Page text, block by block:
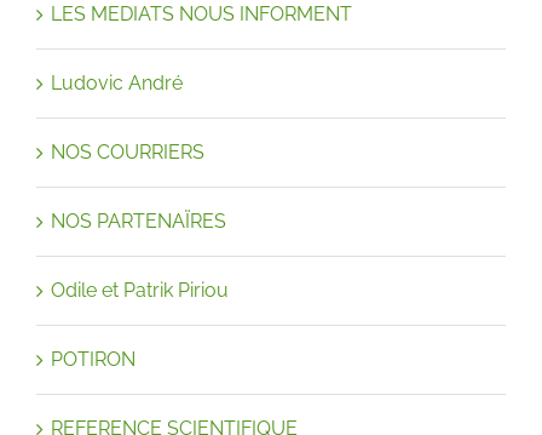
LES MEDIATS NOUS INFORMENT
Ludovic André
NOS COURRIERS
NOS PARTENAÏRES
Odile et Patrik Piriou
POTIRON
REFERENCE SCIENTIFIQUE